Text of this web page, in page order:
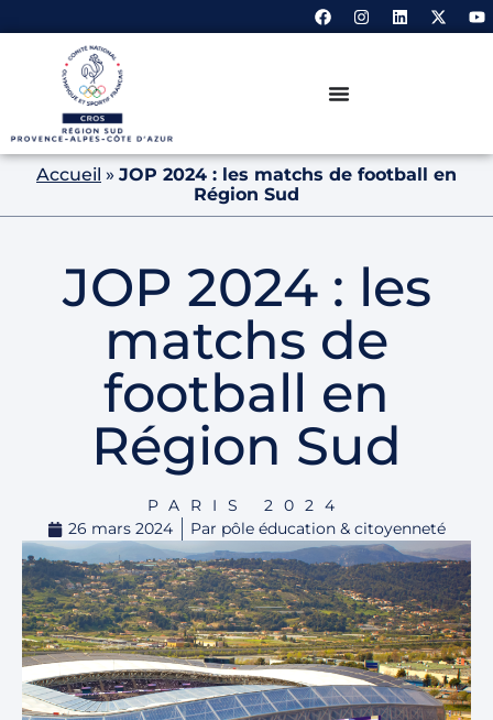
Accueil » JOP 2024 : les matchs de football en
Région Sud
JOP 2024 : les
matchs de
football en
Région Sud
PARIS 2024
26 mars 2024
Par pôle éducation & citoyenneté